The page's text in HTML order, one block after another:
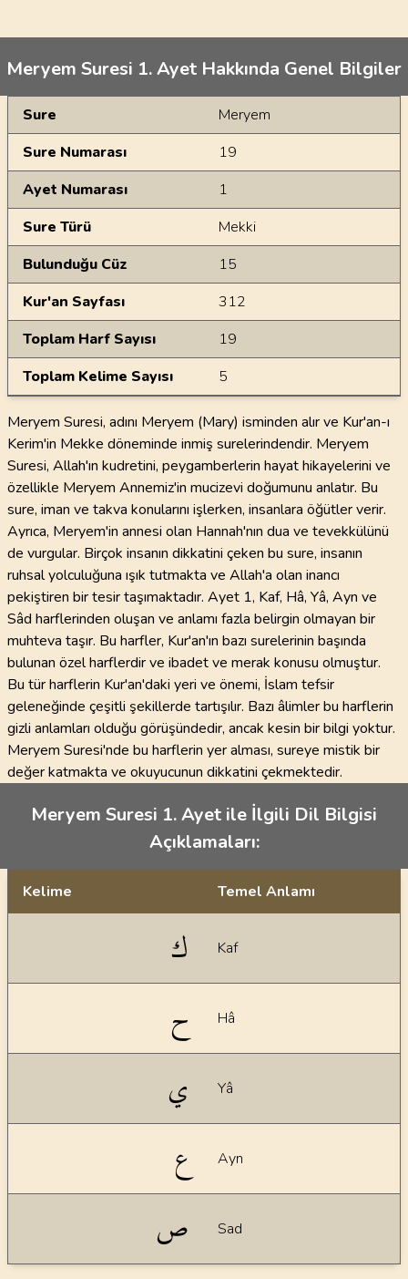
Meryem Suresi 1. Ayet Hakkında Genel Bilgiler
Genel Bilgiler
Sure
Meryem
Sure Numarası
19
Ayet Numarası
1
Sure Türü
Mekki
Bulunduğu Cüz
15
Kur'an Sayfası
312
Toplam Harf Sayısı
19
Toplam Kelime Sayısı
5
Meryem Suresi, adını Meryem (Mary) isminden alır ve Kur'an-ı
Kerim'in Mekke döneminde inmiş surelerindendir. Meryem
Suresi, Allah'ın kudretini, peygamberlerin hayat hikayelerini ve
özellikle Meryem Annemiz'in mucizevi doğumunu anlatır. Bu
sure, iman ve takva konularını işlerken, insanlara öğütler verir.
Ayrıca, Meryem'in annesi olan Hannah'nın dua ve tevekkülünü
de vurgular. Birçok insanın dikkatini çeken bu sure, insanın
ruhsal yolculuğuna ışık tutmakta ve Allah'a olan inancı
pekiştiren bir tesir taşımaktadır. Ayet 1, Kaf, Hâ, Yâ, Ayn ve
Sâd harflerinden oluşan ve anlamı fazla belirgin olmayan bir
muhteva taşır. Bu harfler, Kur'an'ın bazı surelerinin başında
bulunan özel harflerdir ve ibadet ve merak konusu olmuştur.
Bu tür harflerin Kur'an'daki yeri ve önemi, İslam tefsir
geleneğinde çeşitli şekillerde tartışılır. Bazı âlimler bu harflerin
gizli anlamları olduğu görüşündedir, ancak kesin bir bilgi yoktur.
Meryem Suresi'nde bu harflerin yer alması, sureye mistik bir
değer katmakta ve okuyucunun dikkatini çekmektedir.
Meryem Suresi 1. Ayet ile İlgili Dil Bilgisi
Açıklamaları:
Kelime Temel Anlamı
ك Kaf
ح Hâ
ي Yâ
ع Ayn
ص Sad